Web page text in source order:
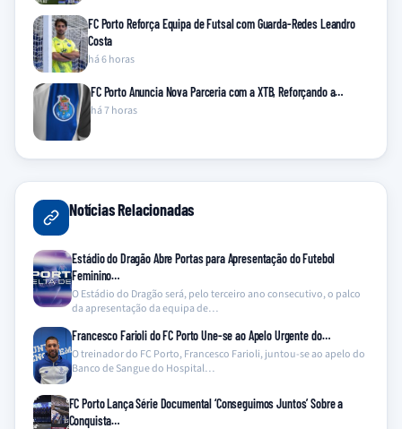
FC Porto Reforça Equipa de Futsal com Guarda-Redes Leandro
Costa
há 6 horas
FC Porto Anuncia Nova Parceria com a XTB, Reforçando a…
há 7 horas
Notícias Relacionadas
Estádio do Dragão Abre Portas para Apresentação do Futebol
Feminino…
O Estádio do Dragão será, pelo terceiro ano consecutivo, o palco
da apresentação da equipa de…
Francesco Farioli do FC Porto Une-se ao Apelo Urgente do…
O treinador do FC Porto, Francesco Farioli, juntou-se ao apelo do
Banco de Sangue do Hospital…
FC Porto Lança Série Documental ‘Conseguimos Juntos’ Sobre a
Conquista…